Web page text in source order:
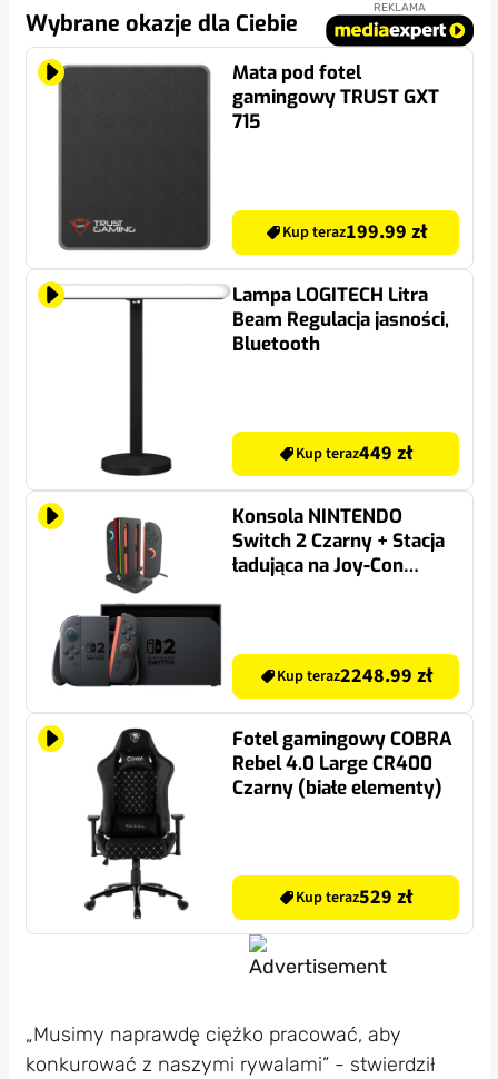
Wybrane okazje dla Ciebie
REKLAMA
Mata pod fotel
gamingowy TRUST GXT
715
Kup teraz199.99 zł
Lampa LOGITECH Litra
Beam Regulacja jasności,
Bluetooth
Kup teraz449 zł
Konsola NINTENDO
Switch 2 Czarny + Stacja
ładująca na Joy-Con
Kup teraz2248.99 zł
Fotel gamingowy COBRA
Rebel 4.0 Large CR400
Czarny (białe elementy)
Kup teraz529 zł
„Musimy naprawdę ciężko pracować, aby
konkurować z naszymi rywalami” - stwierdził